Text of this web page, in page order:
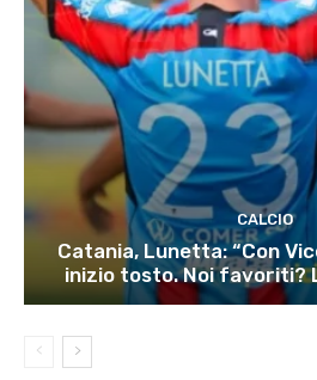
CALCIO
Catania, Lunetta: “Con
inizio tosto. Noi favoriti?